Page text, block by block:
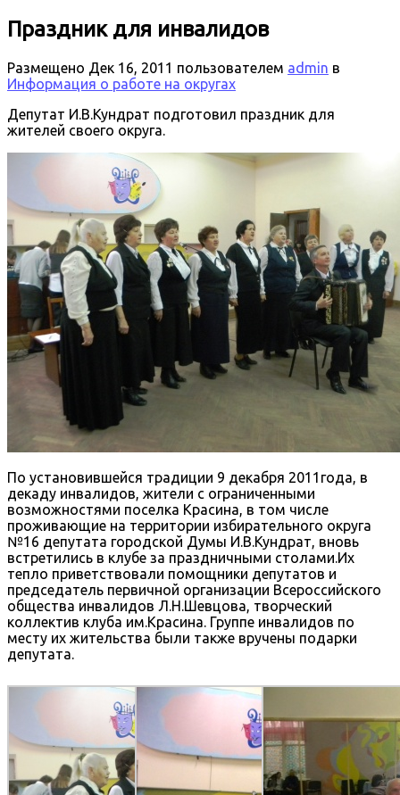
Праздник для инвалидов
Размещено Дек 16, 2011 пользователем admin в
Информация о работе на округах
Депутат И.В.Кундрат подготовил праздник для
жителей своего округа.
По установившейся традиции 9 декабря 2011года, в
декаду инвалидов, жители с ограниченными
возможностями поселка Красина, в том числе
проживающие на территории избирательного округа
№16 депутата городской Думы И.В.Кундрат, вновь
встретились в клубе за праздничными столами.Их
тепло приветствовали помощники депутатов и
председатель первичной организации Всероссийского
общества инвалидов Л.Н.Шевцова, творческий
коллектив клуба им.Красина. Группе инвалидов по
месту их жительства были также вручены подарки
депутата.